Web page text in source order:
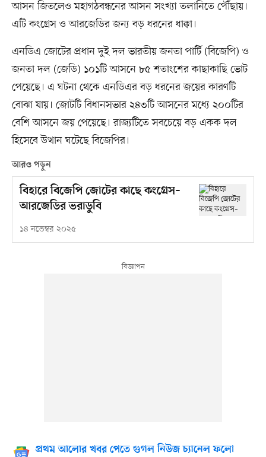
আসন জিতলেও মহাগঠবন্ধনের আসন সংখ্যা তলানিতে পৌঁছায়।
এটি কংগ্রেস ও আরজেডির জন্য বড় ধরনের ধাক্কা।
এনডিএ জোটের প্রধান দুই দল ভারতীয় জনতা পার্টি (বিজেপি) ও
জনতা দল (জেডি) ১০১টি আসনে ৮৫ শতাংশের কাছাকাছি ভোট
পেয়েছে। এ ঘটনা থেকে এনডিএর বড় ধরনের জয়ের কারণটি
বোঝা যায়। জোটটি বিধানসভার ২৪৩টি আসনের মধ্যে ২০০টির
বেশি আসনে জয় পেয়েছে। রাজ্যটিতে সবচেয়ে বড় একক দল
হিসেবে উত্থান ঘটেছে বিজেপির।
আরও পড়ুন
বিহারে বিজেপি জোটের কাছে কংগ্রেস–
আরজেডির ভরাডুবি
১৪ নভেম্বর ২০২৫
প্রথম আলোর খবর পেতে গুগল নিউজ চ্যানেল ফলো